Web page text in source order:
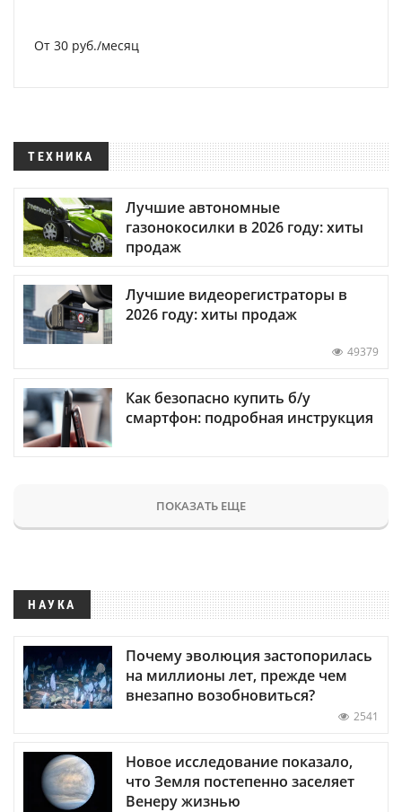
От 30 руб./месяц
ТЕХНИКА
Лучшие автономные
газонокосилки в 2026 году: хиты
продаж
Лучшие видеорегистраторы в
2026 году: хиты продаж
49379
Как безопасно купить б/у
смартфон: подробная инструкция
ПОКАЗАТЬ ЕЩЕ
НАУКА
Почему эволюция застопорилась
на миллионы лет, прежде чем
внезапно возобновиться?
2541
Новое исследование показало,
что Земля постепенно заселяет
Венеру жизнью